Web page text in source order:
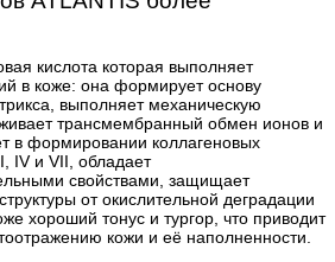
кислота которая выполняет
в коже: она формирует основу
выполняет механическую
трансмембранный обмен ионов и
в формировании коллагеновых
IV и VII, обладает
свойствами, защищает
от окислительной деградации
хороший тонус и тургор, что приводит
кожи и её наполненности.